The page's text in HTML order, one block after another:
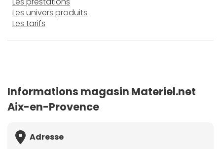
Les univers produits
Les tarifs
Informations magasin Materiel.net
Aix-en-Provence
Adresse